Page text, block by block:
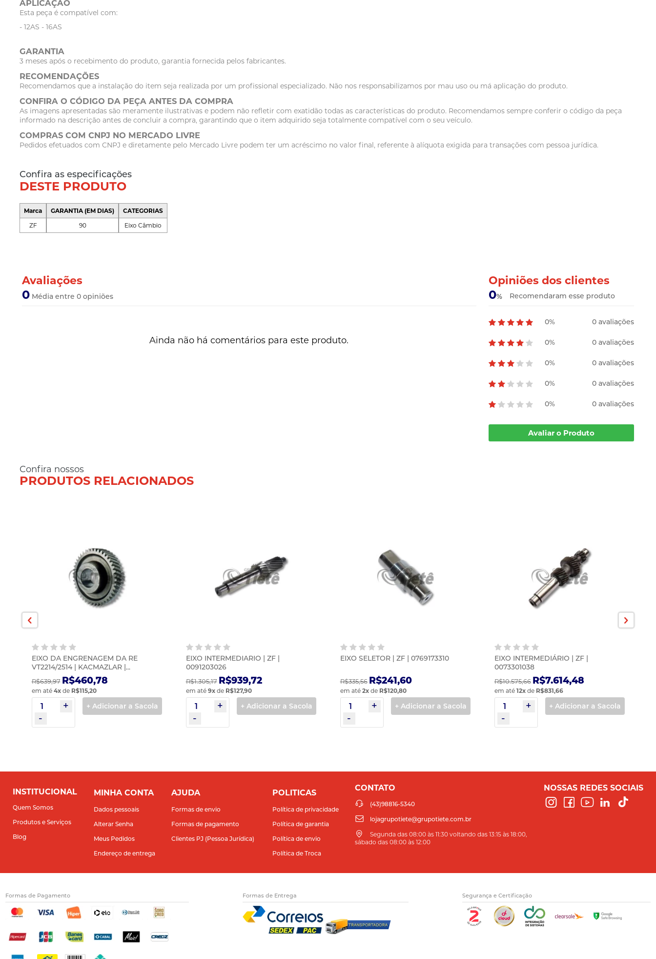
APLICAÇÃO
Esta peça é compatível com:
- 12AS - 16AS
GARANTIA
3 meses após o recebimento do produto, garantia fornecida pelos fabricantes.
RECOMENDAÇÕES
Recomendamos que a instalação do item seja realizada por um profissional especializado. Não nos responsabilizamos por mau uso ou má aplicação do produto.
CONFIRA O CÓDIGO DA PEÇA ANTES DA COMPRA
As imagens apresentadas são meramente ilustrativas e podem não refletir com exatidão todas as características do produto. Recomendamos sempre conferir o código da peça
informado na descrição antes de concluir a compra, garantindo que o item adquirido seja totalmente compatível com o seu veículo.
COMPRAS COM CNPJ NO MERCADO LIVRE
Pedidos efetuados com CNPJ e diretamente pelo Mercado Livre podem ter um acréscimo no valor final, referente à alíquota exigida para transações com pessoa jurídica.
Confira as especificações
DESTE PRODUTO
Marca
ZF
GARANTIA (EM DIAS)
90
CATEGORIAS
Eixo Câmbio
Avaliações
0 Média entre 0 opiniões
Ainda não há comentários para este produto.
Opiniões dos clientes
0% Recomendaram esse produto
0% 0 avaliações
0% 0 avaliações
0% 0 avaliações
0% 0 avaliações
0% 0 avaliações
Avaliar o Produto
Confira nossos
PRODUTOS RELACIONADOS
EIXO DA ENGRENAGEM DA RE
VT2214/2514 | KACMAZLAR |
20366756KS
R$639,97 R$460,78
em até 4xde R$115,20
+ Adicionar a Sacola
EIXO INTERMEDIARIO | ZF |
0091203026
R$1.305,17 R$939,72
em até 9xde R$127,90
+ Adicionar a Sacola
EIXO SELETOR | ZF | 0769173310
R$335,56 R$241,60
em até 2xde R$120,80
+ Adicionar a Sacola
EIXO INTERMEDIÁRIO | ZF |
0073301038
R$10.575,66 R$7.614,48
em até 12xde R$831,66
+ Adicionar a Sacola
INSTITUCIONAL
Quem Somos
Produtos e Serviços
Blog
MINHA CONTA
Dados pessoais
Alterar Senha
Meus Pedidos
Endereço de entrega
AJUDA
Formas de envio
Formas de pagamento
Clientes PJ (Pessoa Jurídica)
POLITICAS
Política de privacidade
Política de garantia
Política de envio
Política de Troca
CONTATO
(43)98816-5340
lojagrupotiete@grupotiete.com.br
Segunda das 08:00 às 11:30 voltando das 13:15 às 18:00,
sábado das 08:00 às 12:00
NOSSAS REDES SOCIAIS
Formas de Pagamento Formas de Entrega Segurança e Certificação